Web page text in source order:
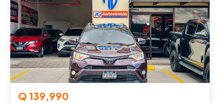
Q 139,990